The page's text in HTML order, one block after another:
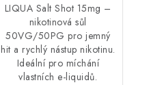
LIQUA Salt Shot 15mg –
nikotinová sůl
50VG/50PG pro jemný
hit a rychlý nástup nikotinu.
Ideální pro míchání
vlastních e-liquidů.